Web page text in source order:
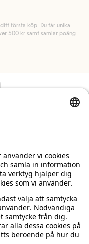
första köp. Du får unika
500 kr samt samlar poäng